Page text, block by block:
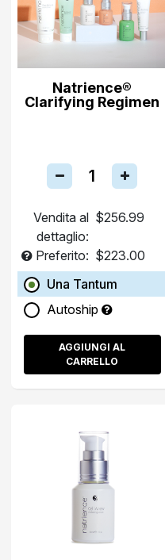
Natrience®
Clarifying Regimen
Vendita al
dettaglio:
$256.99
Preferito: $223.00
Una Tantum
Autoship
AGGIUNGI AL
CARRELLO